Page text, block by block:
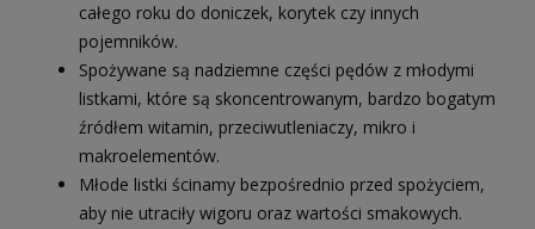
całego roku do doniczek, korytek czy innych
pojemników.
Spożywane są nadziemne części pędów z młodymi
listkami, które są skoncentrowanym, bardzo bogatym
źródłem witamin, przeciwutleniaczy, mikro i
makroelementów.
Młode listki ścinamy bezpośrednio przed spożyciem,
aby nie utraciły wigoru oraz wartości smakowych.